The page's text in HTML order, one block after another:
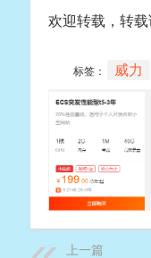
欢迎转载，转
标签： 威力
上一篇